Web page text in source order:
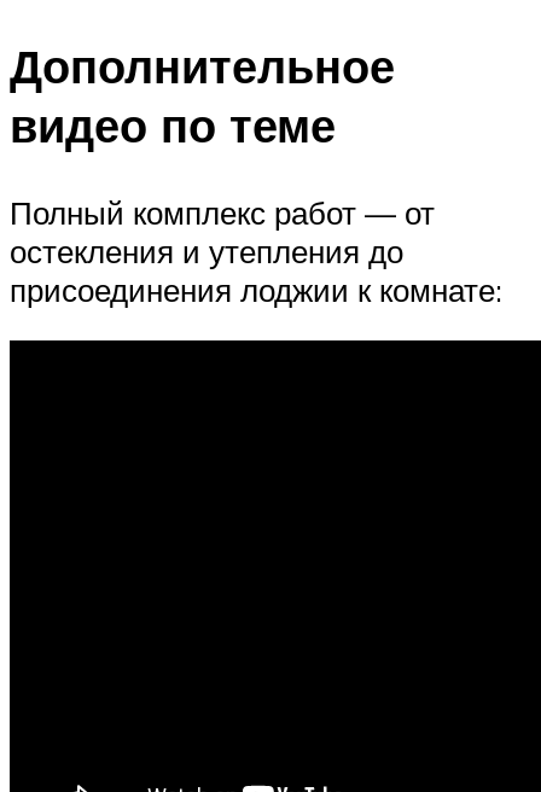
Дополнительное
видео по теме
Полный комплекс работ — от
остекления и утепления до
присоединения лоджии к комнате: